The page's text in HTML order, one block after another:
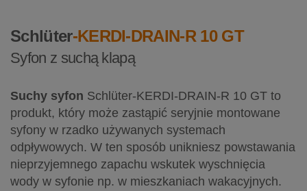
Schlüter-KERDI-DRAIN-R 10 GT
Syfon z suchą klapą
Suchy syfon Schlüter-KERDI-DRAIN-R 10 GT to
produkt, który może zastąpić seryjnie montowane
syfony w rzadko używanych systemach
odpływowych. W ten sposób unikniesz powstawania
nieprzyjemnego zapachu wskutek wyschnięcia
wody w syfonie np. w mieszkaniach wakacyjnych.